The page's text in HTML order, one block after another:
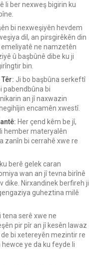
li ber nexweş bigirin ku
bi nexweşiyên hevdem
dil, an pirsgirêkên din
emeliyatê ne namzetên
û başbûnê dibe ku ji
bin.
Ji bo başbûna serkeftî
pabendbûna bi
an jî naxwazin
encamên xwestî.
Her çend kêm be jî,
hember materyalên
zanîn bi cerrahê xwe re
berê gelek caran
wan an jî tevna birînê
dike. Nirxandinek berfireh ji
guheztina milê
tena serê xwe ne
pir pîr an jî kesên lawaz
bi xetereyên mezintir re
ye da ku feyde li